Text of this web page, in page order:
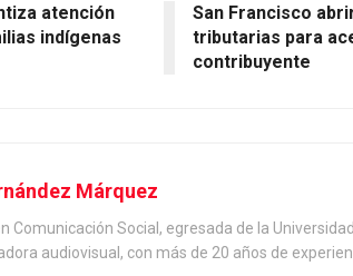
atención
indígenas
San Francisco
tributarias para
contribuyente
Márquez
Comunicación Social, egresada de la
audiovisual, con más de 20 años de